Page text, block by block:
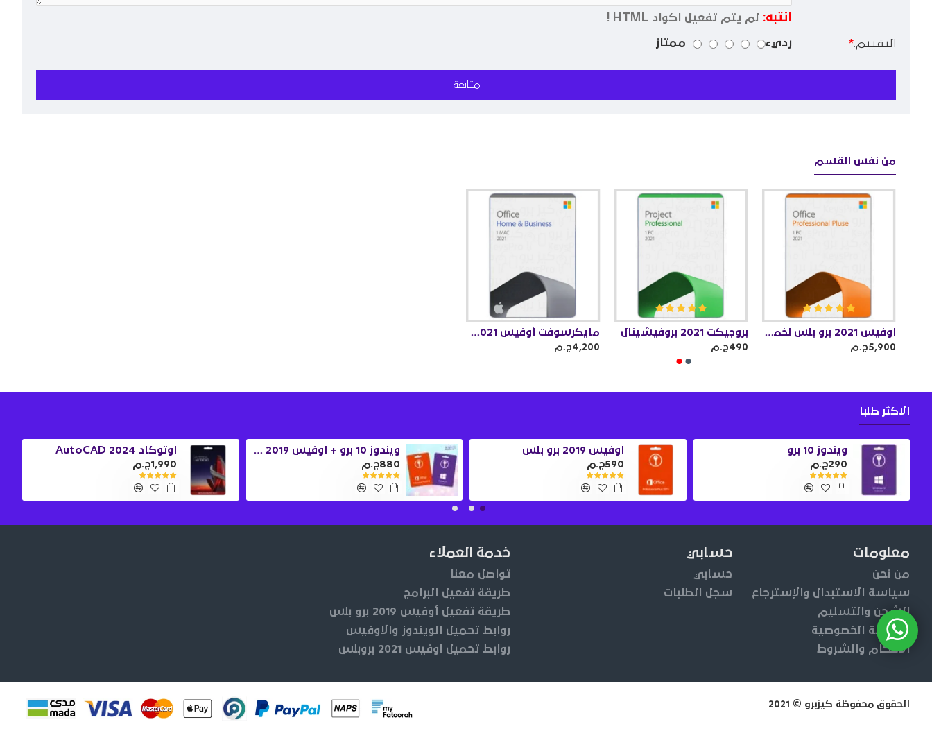
انتبه: لم يتم تفعيل اكواد HTML !
التقييم: رديء ممتاز
متابعة
من نفس القسم
اوفيس 2021 برو بلس لخمسة اجهزة
5,900ج.م
بروجيكت 2021 بروفيشينال
490ج.م
مايكرسوفت أوفيس 2021 هوم اند بزنس للماك
4,200ج.م
الاكثر طلبا
ويندوز 10 برو
290ج.م
اوفيس 2019 برو بلس
590ج.م
ويندوز 10 برو + اوفيس 2019 برو بلس
880ج.م
اوتوكاد 2024 AutoCAD
1,990ج.م
معلومات
من نحن
سياسة الاستبدال والإسترجاع
الشحن والتسليم
سياسة الخصوصية
الأحكام والشروط
حسابي
حسابي
سجل الطلبات
خدمة العملاء
تواصل معنا
طريقة تفعيل البرامج
طريقة تفعيل أوفيس 2019 برو بلس
روابط تحميل الويندوز والاوفيس
روابط تحميل اوفيس 2021 بروبلس
الحقوق محفوظة كيزبرو © 2021